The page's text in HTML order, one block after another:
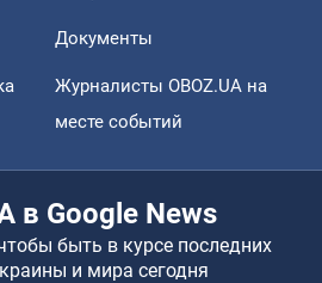
Документы
Журналисты OBOZ.UA на
месте событий
в Google News
быть в курсе последних
и мира сегодня